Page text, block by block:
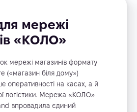
мережі
«КОЛО»
мережі магазинів формату
(«магазин біля дому»)
оперативності на касах, а й
логістики. Мережа «КОЛО»
впровадила єдиний